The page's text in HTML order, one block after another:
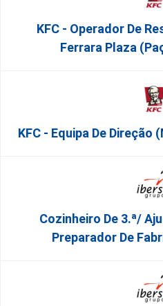
KFC - Operador De
Ferrara Plaza
KFC - Equipa De
Cozinheiro De 3.ª/
Preparador De